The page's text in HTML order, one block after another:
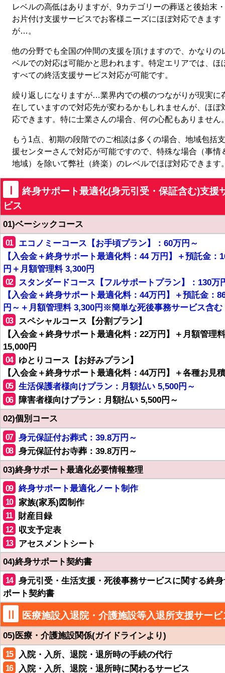
レベルの高低はありますが、9カテゴリーの葬送と後始末・
お片付け支援サービスでお客様ニーズにほぼ対応できます
が…。
他の分野でも全国の仲間の支援を頂けますので、かなりの
ベルでの対応は可能かと思われます。特定エリアでは、ほ
すべての終活支援サービス対応が可能です。
繰り返しになりますが…業界内での横のつながりが現実に
在していますので対応先が変わるかもしれませんが、ほぼ
応できます。特に士業さんの場合、何の心配もありません
もう1点、初期の段階でのご相談は多くの場合、地域包括支
援センターさんで対応が可能ですので、特殊な場合（事情
地域）を除いて弊社（終楽）のレベルでほぼ対応できます
Ⅰ
終身サポート最適化(身元引受・保証含む)支援
ビス
01)ベーシックコース
01
エコノミーコース【お手頃プラン】：60万円～
【入会金＋終身サポート最適化料：44 万円】＋預託金：
円＋月額管理料 3,300円
02
スタンダードコース【フルサポートプラン】：130万
【入会金＋終身サポート最適化料：44万円】＋預託金：
円～＋月額管理料 3,300円※簡単な死後事務サービス含む
03
スペシャルコース【分割プラン】
【入会金＋終身サポート最適化料：22万円】＋月額管理料
15,000円
04
ゆとりコース【お好みプラン】
【入会金＋終身サポート最適化料：44万円】＋各種お見
05 生活保護者様向けプラン：月額払い 5,500円～
06
障害者様向けプラン：月額払い 5,500円～
02)個別コース
07 身元保証付お葬式：39.8万円～
08
身元保証付お寺葬：39.8万円～
03)終身サポート最適化必要情報整理
09 終身サポート最適化ノート制作
10 家族(家系)図制作
11 財産目録
12 収支予定表
13
アセスメントシート
04)終身サポート契約書
14
身元引受・生活支援・死後事務サービスに関する終
ポート契約書
Ⅱ 医療施設入退院・介護施設等入退所支援サービ
05)医療・介護施設関係(ガイドラインより)
15 入院・入所、退院・退所時の手続の代行
16 入院・入所、退院・退所時に関わるサービス